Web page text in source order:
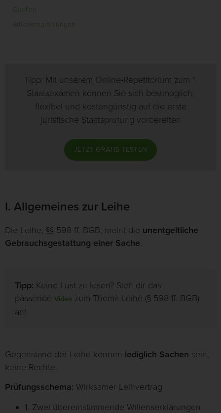
Quellen
Artikelempfehlungen
Tipp: Mit unserem Online-Repetitorium zum 1.
Staatsexamen können Sie sich bestmöglich,
flexibel und kostengünstig auf die erste
juristische Staatsprüfung vorbereiten
JETZT GRATIS TESTEN
I. Allgemeines zur Leihe
Die Leihe, §§ 598 ff. BGB, meint die unentgeltliche
Gebrauchsgestattung einer Sache.
Tipp: Keine Lust zu lesen? Sieh dir das
passende Video zum Thema Leihe (§ 598 ff. BGB)
an!
Gegenstand der Leihe können lediglich Sachen sein,
keine Rechte.
Prüfungsschema: Wirksamer Leihvertrag
1. Zwei übereinstimmende Willenserklärungen